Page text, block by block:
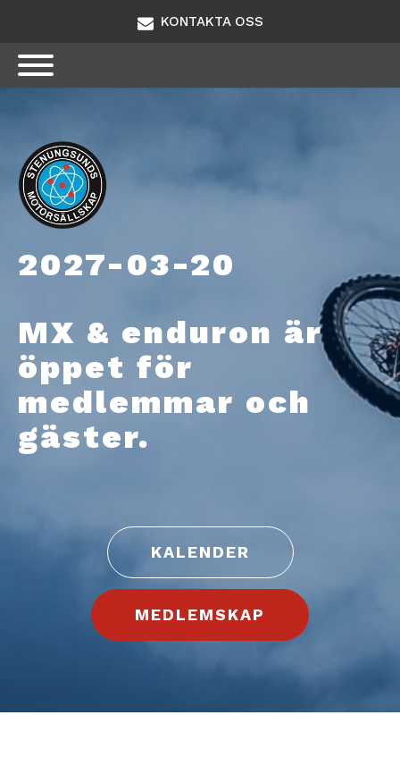
KONTAKTA OSS
2027-03-20
MX & enduron är
öppet för
medlemmar och
gäster.
KALENDER
MEDLEMSKAP